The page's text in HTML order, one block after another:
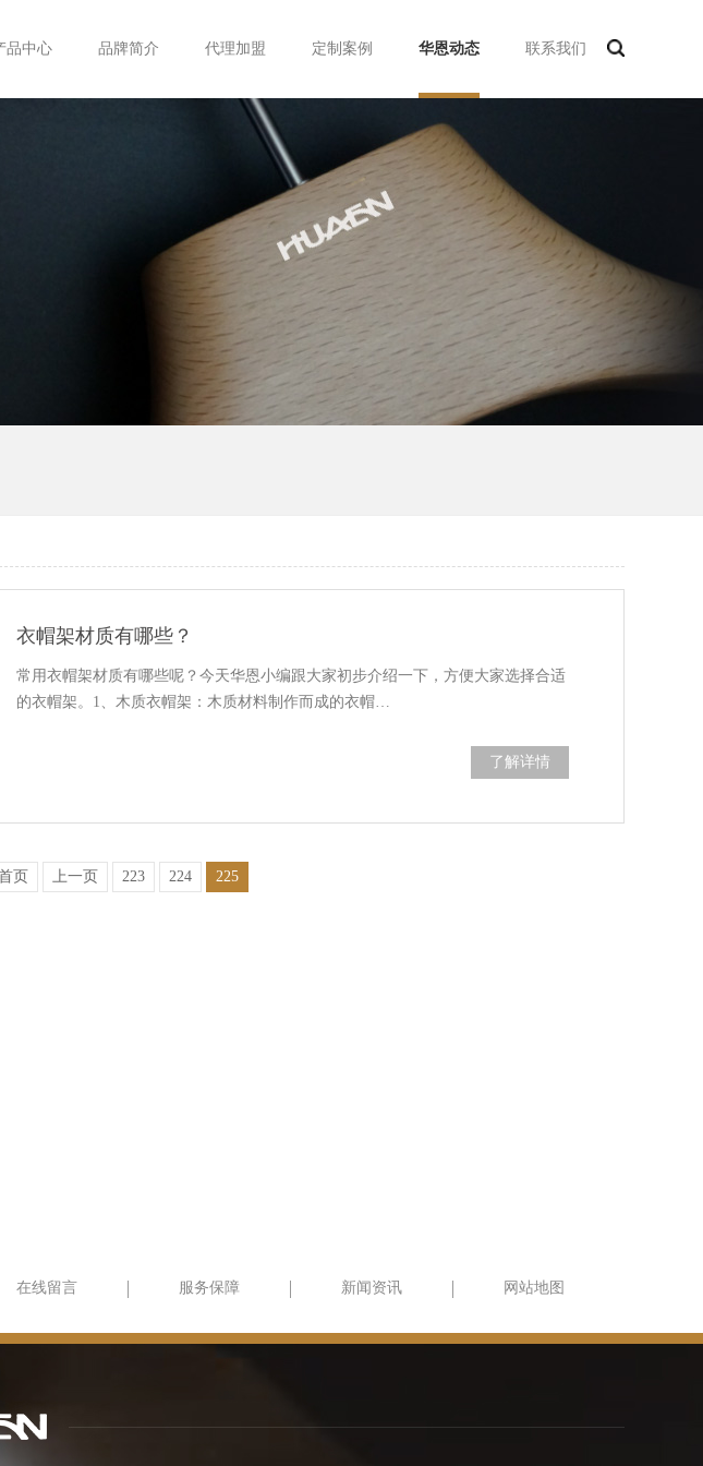
品中心 品牌简介 代理加盟 定制案例 华恩动态 联系我们
衣帽架材质有哪些？
常用衣帽架材质有哪些呢？今天华恩小编跟大家初步介绍一下，方便大家选择合适
的衣帽架。1、木质衣帽架：木质材料制作而成的衣帽…
了解详情
页 上一页 223 224 225
在线留言 服务保障 新闻资讯 网站地图